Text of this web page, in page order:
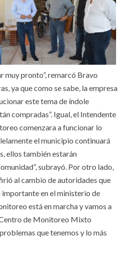
muy pronto”, remarcó Bravo
ya que como se sabe, la empresa
este tema de índole
compradas”. Igual, el Intendente
comenzara a funcionar lo
el municipio continuará
ellos también estarán
subrayó. Por otro lado,
al cambio de autoridades que
en el ministerio de
está en marcha y vamos a
Centro de Monitoreo Mixto
que tenemos y lo más